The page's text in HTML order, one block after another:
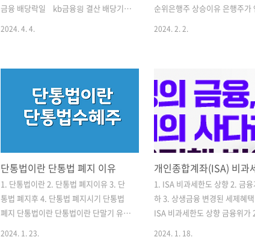
금융 배당락일 kb금융읭 결산 배당기준
좁혀 주주가치를 손실하지 않기위함이
로 하던 것과 다르게 올해부터 주주총회
를 통해 결정하는 추세로 변경됐다. 기존
12월 말에 배당락일이 지나면 주가가 어
는데 배당기준일과 배당일이 멀지않아 이
러한 불편함은 어느정도 해소될 것으로
보인다. kb금융의 분기배당 기준일은
2024년 3월 31일이다.배당락일이 3월 28
일로 마지막 매수는 3월 27일이되겠
2024. 4. 4.
순위은행주 상승이유 은행주가
번 배당최강자임을 입증했다 연
배당금을 받기위해 은행주를 선
우가 많은데 현재 정기예금 금리
인 것을 감안하면 예금보다 좋은
듯하다. 배당금뿐 아닌 은행주의
승분까지 따지면 더 매력적으
다 은행주 배당금 하나금융
당금은 3,350원으로 배당수익
로 가장 높았다. 그 다음이 KB
인데 배당금은 2,950원이고 배
2024. 2. 2.
단통법이란 단통법 폐지 이유
1. 단통법이란 2. 단통법 폐지이유 3. 단
통법 폐지후 4. 단통법 폐지시기 단통법
폐지 단통법이란 단통법이란 단말기 유통
2024. 1. 23.
1. ISA 비과세한도 상향 2. 금
하 3. 상생금융 변경된 세제혜
ISA 비과세한도 상향 금융위가
2024. 1. 18.